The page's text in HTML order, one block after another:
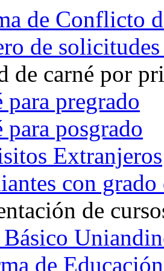
de Conflicto
de
de carné por
para pregrado
para posgrado
Extranjeros
con
de
de